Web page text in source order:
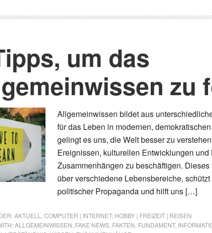
um das
zu
Allgemeinwissen bildet aus
für das Leben in modernen,
gelingt es uns, die Welt besser zu
Ereignissen, kulturellen Entwicklungen und
Zusammenhängen zu beschäftigen.
über verschiedene Lebensbereiche,
politischer Propaganda und hilft uns […]
AKTUELL COMPUTER | INTERNET, HOBBY | FREIZEIT | REISEN
ALLGEMEINWISSEN FAKE NEWS FAKTEN FUNDAMENT,